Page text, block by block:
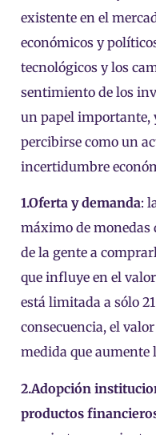
existente en el
económicos y
tecnológicos y los
sentimiento de los
un papel importante,
percibirse como un
incertidumbre
1.Oferta y demanda:
máximo de
de la gente a
que influye en el
está limitada a sólo
consecuencia, el
medida que aumente
2.Adopción
productos